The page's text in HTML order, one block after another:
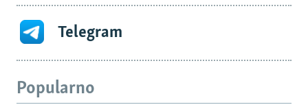
Telegram
Popularno